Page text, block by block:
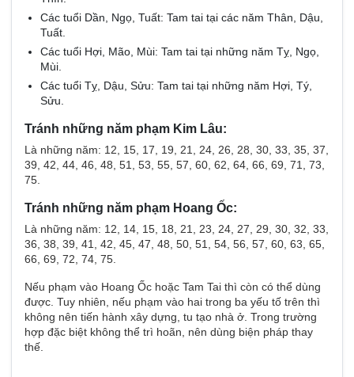
Các tuổi Dần, Ngọ, Tuất: Tam tai tại các năm Thân, Dậu,
Tuất.
Các tuổi Hợi, Mão, Mùi: Tam tai tại những năm Tỵ, Ngọ,
Mùi.
Các tuổi Tỵ, Dậu, Sửu: Tam tai tại những năm Hợi, Tý,
Sửu.
Tránh những năm phạm Kim Lâu:
Là những năm: 12, 15, 17, 19, 21, 24, 26, 28, 30, 33, 35, 37,
39, 42, 44, 46, 48, 51, 53, 55, 57, 60, 62, 64, 66, 69, 71, 73,
75.
Tránh những năm phạm Hoang Ốc:
Là những năm: 12, 14, 15, 18, 21, 23, 24, 27, 29, 30, 32, 33,
36, 38, 39, 41, 42, 45, 47, 48, 50, 51, 54, 56, 57, 60, 63, 65,
66, 69, 72, 74, 75.
Nếu phạm vào Hoang Ốc hoặc Tam Tai thì còn có thể dùng
được. Tuy nhiên, nếu phạm vào hai trong ba yếu tố trên thì
không nên tiến hành xây dựng, tu tạo nhà ở. Trong trường
hợp đặc biệt không thể trì hoãn, nên dùng biện pháp thay
thế.